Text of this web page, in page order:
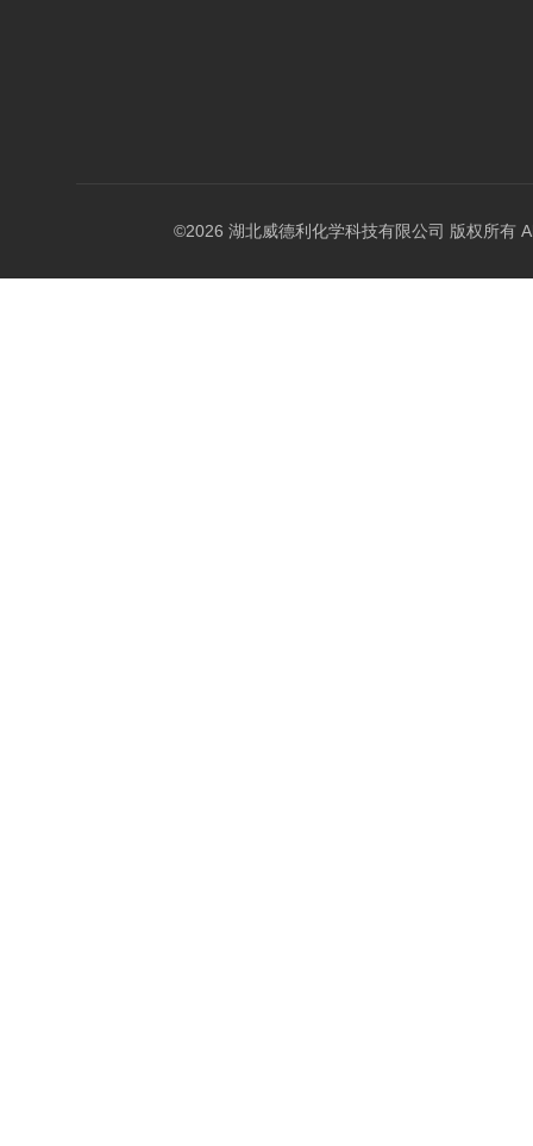
©2026 湖北威德利化学科技有限公司 版权所有